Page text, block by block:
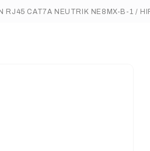
RJ45 CAT7A NEUTRIK NE8MX-B-1 /